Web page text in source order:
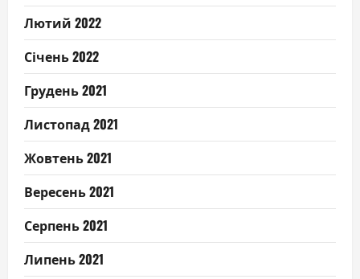
Лютий 2022
Січень 2022
Грудень 2021
Листопад 2021
Жовтень 2021
Вересень 2021
Серпень 2021
Липень 2021